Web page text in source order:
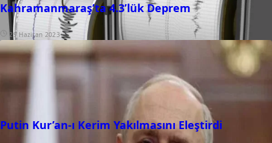
Kahramanmaraş’ta 4.3’lük Deprem
29 Haziran 2023
Putin Kur’an-ı Kerim Yakılmasını Eleştirdi